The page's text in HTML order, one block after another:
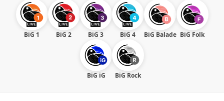
BiG 1 BiG 2 BiG 3 BiG 4 BiG Balade BiG Folk
BiG iG BiG Rock